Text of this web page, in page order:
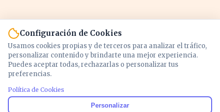
Noticias y análisis de economía, mercados,
Configuración de Cookies
Usamos cookies propias y de terceros para analizar el tráfico,
personalizar contenido y brindarte una mejor experiencia.
Puedes aceptar todas, rechazarlas o personalizar tus
preferencias.
Política de Cookies
Personalizar